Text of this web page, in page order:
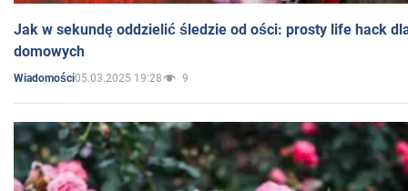
Jak w sekundę oddzielić śledzie od ości: prosty life hack
domowych
Wiadomości05.03.2025 19:28 9